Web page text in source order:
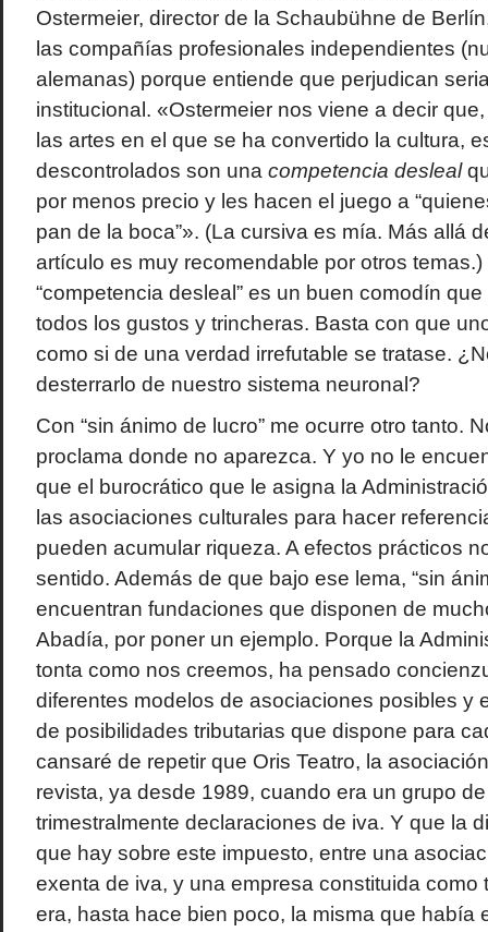
Ostermeier, director de la Schaubühne de
las compañías profesionales independientes
alemanas) porque entiende que perjudican
institucional. «Ostermeier nos viene a decir
las artes en el que se ha convertido la cultura,
descontrolados son una competencia desleal
por menos precio y les hacen el juego a
pan de la boca”». (La cursiva es mía. Más allá
artículo es muy recomendable por otros
“competencia desleal” es un buen comodín
todos los gustos y trincheras. Basta con que
como si de una verdad irrefutable se tratase.
desterrarlo de nuestro sistema neuronal?
Con “sin ánimo de lucro” me ocurre otro tanto.
proclama donde no aparezca. Y yo no le
que el burocrático que le asigna la
las asociaciones culturales para hacer
pueden acumular riqueza. A efectos prácticos
sentido. Además de que bajo ese lema, “sin
encuentran fundaciones que disponen de
Abadía, por poner un ejemplo. Porque la
tonta como nos creemos, ha pensado
diferentes modelos de asociaciones posibles y
de posibilidades tributarias que dispone para
cansaré de repetir que Oris Teatro, la
revista, ya desde 1989, cuando era un grupo
trimestralmente declaraciones de iva. Y que la
que hay sobre este impuesto, entre una
exenta de iva, y una empresa constituida como
era, hasta hace bien poco, la misma que había